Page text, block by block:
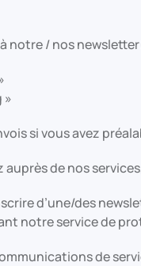
/ nos
»
si vous avez
auprès de nos
d’une/des
notre service de
de